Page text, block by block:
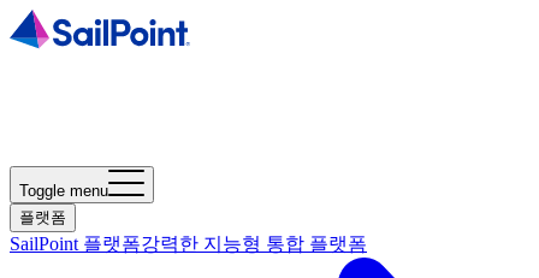
Toggle menu
플랫폼
SailPoint 플랫폼강력한 지능형 통합 플랫폼